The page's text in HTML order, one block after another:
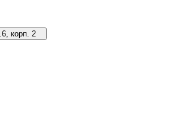
корп. 2